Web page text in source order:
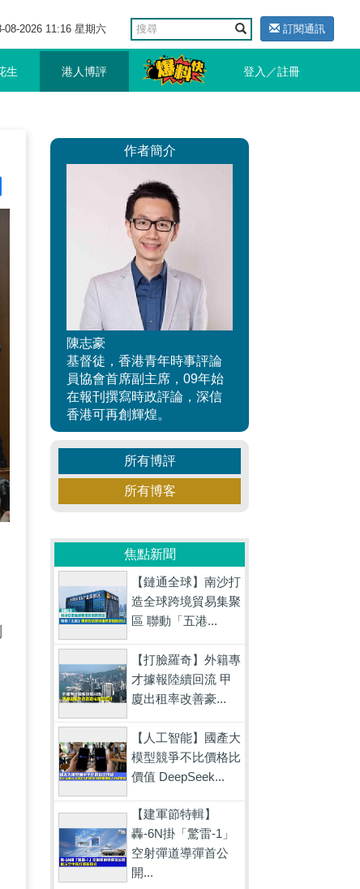
08-2026 11:16 星期六 訂閱通訊
生 港人博評 登入／註冊
作者簡介
陳志豪
基督徒，香港青年時事評論
員協會首席副主席，09年始
在報刊撰寫時政評論，深信
香港可再創輝煌。
所有博評
所有博客
焦點新聞
【鏈通全球】南沙打
造全球跨境貿易集聚
區 聯動「五港...
【打臉羅奇】外籍專
才據報陸續回流 甲
廈出租率改善豪...
【人工智能】國產大
模型競爭不比價格比
價值 DeepSeek...
【建軍節特輯】
轟-6N掛「驚雷-1」
空射彈道導彈首公
開...